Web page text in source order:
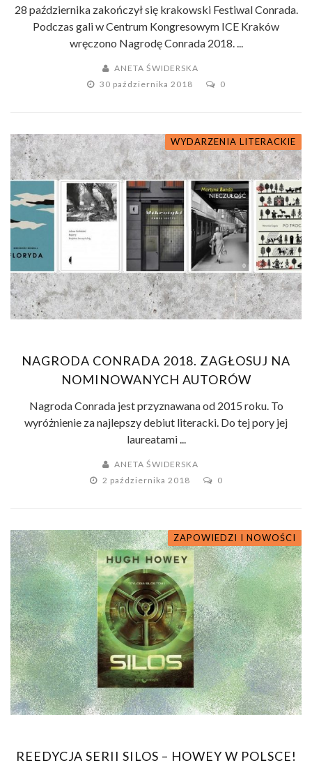
28 października zakończył się krakowski Festiwal Conrada.
Podczas gali w Centrum Kongresowym ICE Kraków
wręczono Nagrodę Conrada 2018. ...
ANETA ŚWIDERSKA
30 października 2018
0
WYDARZENIA LITERACKIE
NAGRODA CONRADA 2018. ZAGŁOSUJ NA
NOMINOWANYCH AUTORÓW
Nagroda Conrada jest przyznawana od 2015 roku. To
wyróżnienie za najlepszy debiut literacki. Do tej pory jej
laureatami ...
ANETA ŚWIDERSKA
2 października 2018
0
ZAPOWIEDZI I NOWOŚCI
REEDYCJA SERII SILOS – HOWEY W POLSCE!